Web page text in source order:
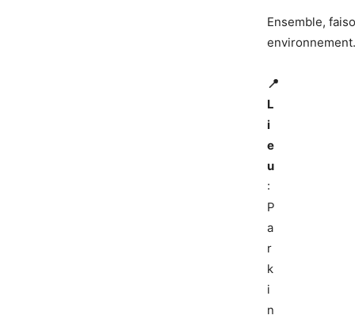
Ensemble,
📍
L
i
e
u
:
P
a
r
k
i
n